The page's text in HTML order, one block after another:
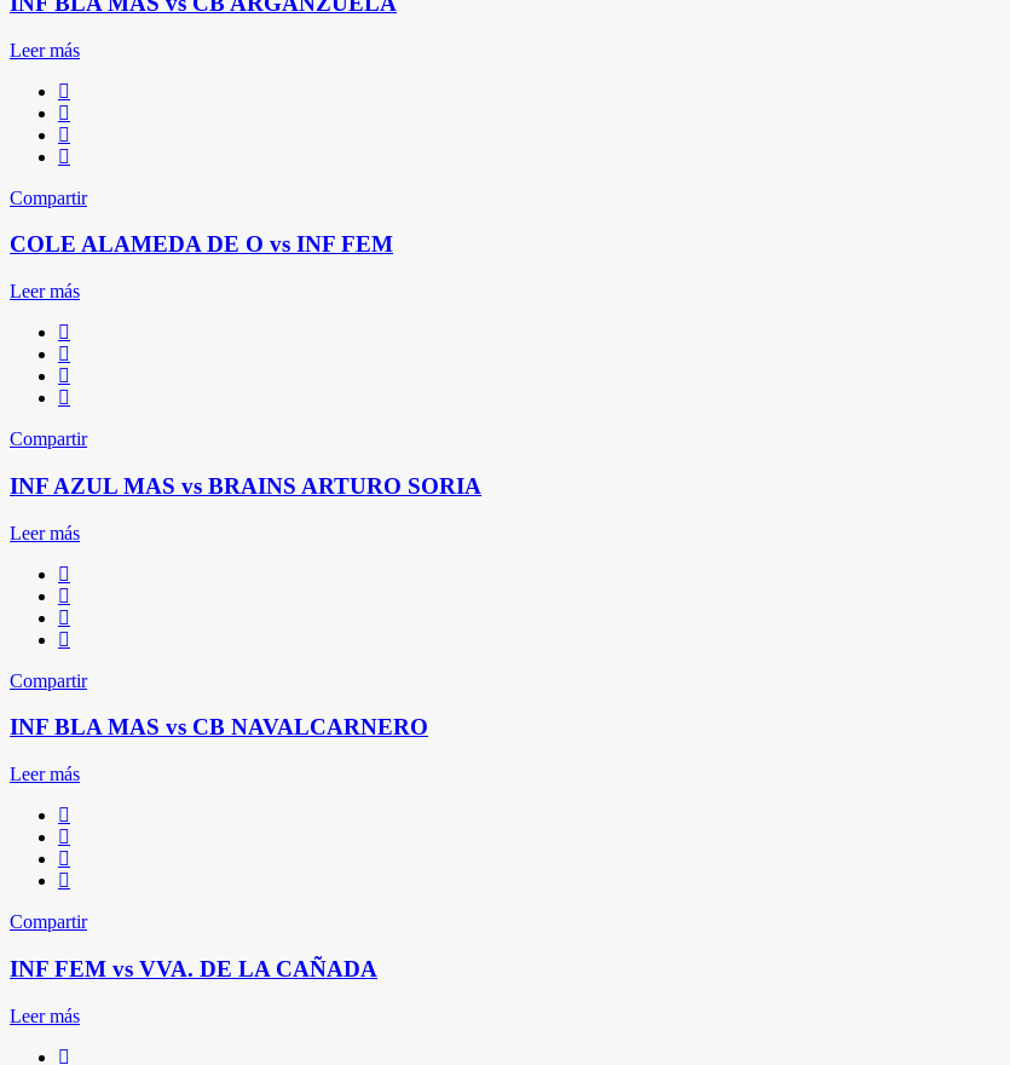
Leer más
Compartir
COLE ALAMEDA DE O vs INF FEM
Leer más
Compartir
INF AZUL MAS vs BRAINS ARTURO SORIA
Leer más
Compartir
INF BLA MAS vs CB NAVALCARNERO
Leer más
Compartir
INF FEM vs VVA. DE LA CAÑADA
Leer más